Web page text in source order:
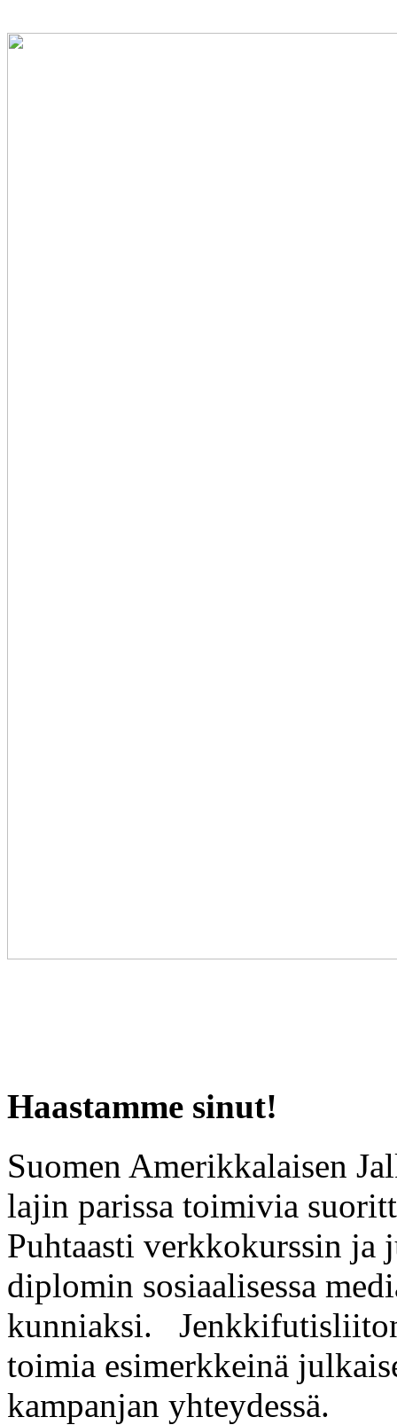
Haastamme sinut!
Suomen Amerikkalaisen
lajin parissa toimivia
Puhtaasti verkkokurssin ja
diplomin sosiaalisessa
kunniaksi.
toimia esimerkkeinä
kampanjan yhteydessä.